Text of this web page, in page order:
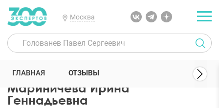
Москва
300 Экспертов Пластические хирурги Мариничева Ирина
Мариничева Ирина
Геннадьевна
ГЛАВНАЯ ОТЗЫВЫ